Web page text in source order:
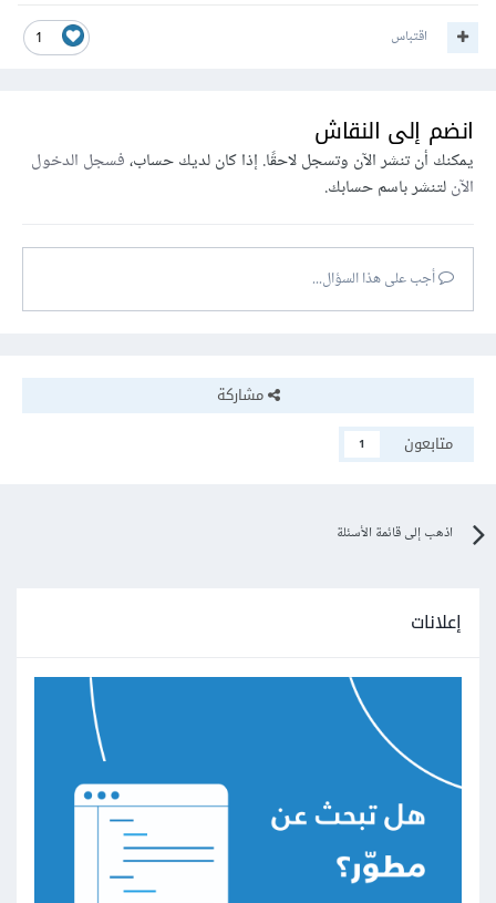
1 اقتباس
انضم إلى النقاش
يمكنك أن تنشر الآن وتسجل لاحقًا. إذا كان لديك حساب،فسجل الدخول
الآنلتنشر باسم حسابك.
أجب على هذا السؤال...
مشاركة
متابعون
1
اذهب إلى قائمة الأسئلة
إعلانات